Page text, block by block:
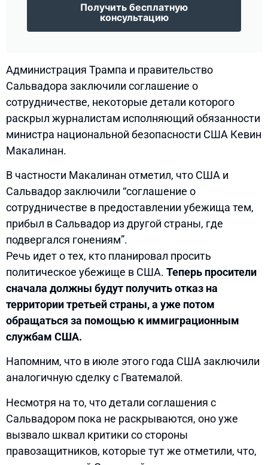
Получить бесплатную
консультацию
Администрация Трампа и правительство
Сальвадора заключили соглашение о
сотрудничестве, некоторые детали которого
раскрыл журналистам исполняющий обязанности
министра национальной безопасности США Кевин
Макалинан.
В частности Макалинан отметил, что США и
Сальвадор заключили “соглашение о
сотрудничестве в предоставлении убежища тем,
прибыл в Сальвадор из другой страны, где
подвергался гонениям”.
Речь идет о тех, кто планировал просить
политическое убежище в США. Теперь просители
сначала должны будут получить отказ на
территории третьей страны, а уже потом
обращаться за помощью к иммиграционным
службам США.
Напомним, что в июле этого года США заключили
аналогичную сделку с Гватемалой.
Несмотря на то, что детали соглашения с
Сальвадором пока не раскрываются, оно уже
вызвало шквал критики со стороны
правозащитников, которые тут же отметили, что,